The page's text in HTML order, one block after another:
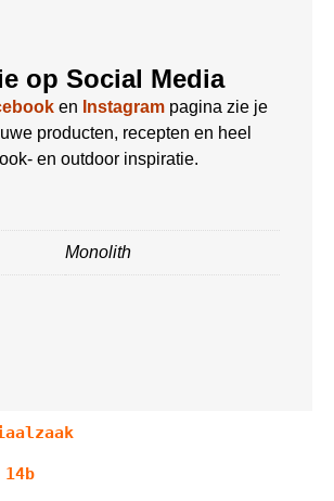
op Social Media
en Instagram pagina zie je
producten, recepten en heel
en outdoor inspiratie.
Monolith